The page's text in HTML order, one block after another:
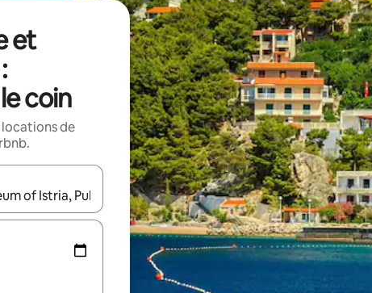
et
coin
locations de
les en utilisant les flèches vers le haut et vers le bas, ou en